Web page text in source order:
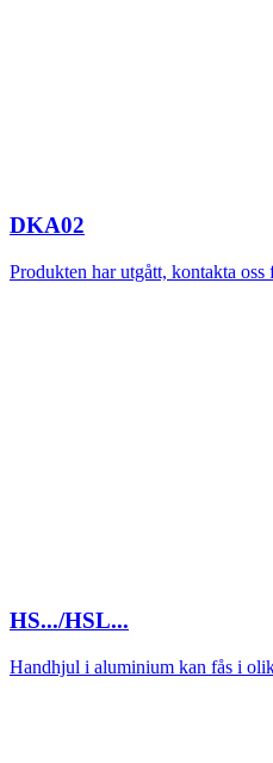
DKA02
Produkten har utgått, kontakta
HS.../HSL...
Handhjul i aluminium kan fås i